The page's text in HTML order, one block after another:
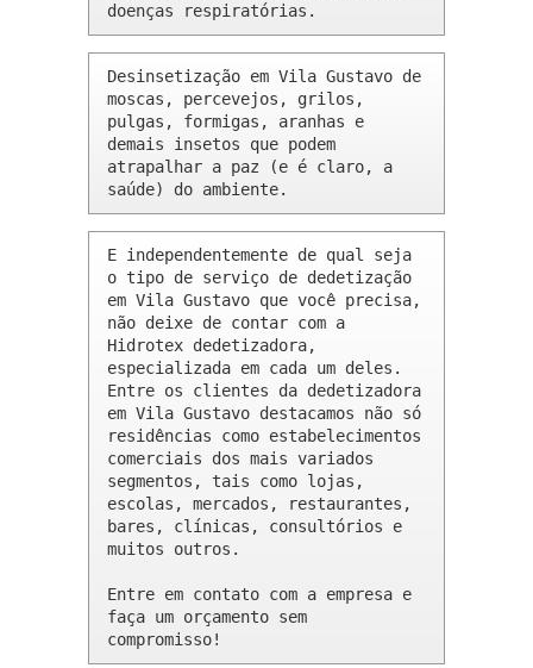
doenças respiratórias.
Desinsetização em Vila Gustavo de
moscas, percevejos, grilos,
pulgas, formigas, aranhas e
demais insetos que podem
atrapalhar a paz (e é claro, a
saúde) do ambiente.
E independentemente de qual seja
o tipo de serviço de dedetização
em Vila Gustavo que você precisa,
não deixe de contar com a
Hidrotex dedetizadora,
especializada em cada um deles.
Entre os clientes da dedetizadora
em Vila Gustavo destacamos não só
residências como estabelecimentos
comerciais dos mais variados
segmentos, tais como lojas,
escolas, mercados, restaurantes,
bares, clínicas, consultórios e
muitos outros.
Entre em contato com a empresa e
faça um orçamento sem
compromisso!